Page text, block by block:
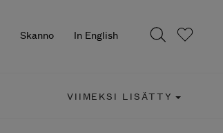
Skanno In English
VIIMEKSI LISÄTTY